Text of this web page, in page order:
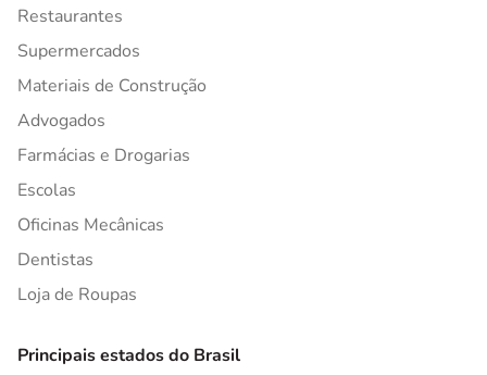
Restaurantes
Supermercados
Materiais de Construção
Advogados
Farmácias e Drogarias
Escolas
Oficinas Mecânicas
Dentistas
Loja de Roupas
Principais estados do Brasil